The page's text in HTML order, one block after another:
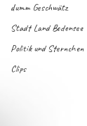
dumm Geschwätz
Stadt Land Bodensee
Politik und Sternchen
Clips